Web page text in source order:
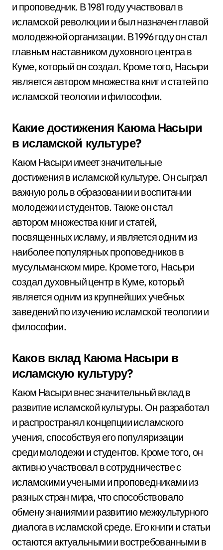
и проповедник. В 1981 году участвовал в
исламской революции и был назначен главой
молодежной организации. В 1996 году он стал
главным наставником духовного центра в
Куме, который он создал. Кроме того, Насыри
является автором множества книг и статей по
исламской теологии и философии.
Какие достижения Каюма Насыри
в исламской культуре?
Каюм Насыри имеет значительные
достижения в исламской культуре. Он сыграл
важную роль в образовании и воспитании
молодежи и студентов. Также он стал
автором множества книг и статей,
посвященных исламу, и является одним из
наиболее популярных проповедников в
мусульманском мире. Кроме того, Насыри
создал духовный центр в Куме, который
является одним из крупнейших учебных
заведений по изучению исламской теологии и
философии.
Каков вклад Каюма Насыри в
исламскую культуру?
Каюм Насыри внес значительный вклад в
развитие исламской культуры. Он разработал
и распространял концепции исламского
учения, способствуя его популяризации
среди молодежи и студентов. Кроме того, он
активно участвовал в сотрудничестве с
исламскими учеными и проповедниками из
разных стран мира, что способствовало
обмену знаниями и развитию межкультурного
диалога в исламской среде. Его книги и статьи
остаются актуальными и востребованными в